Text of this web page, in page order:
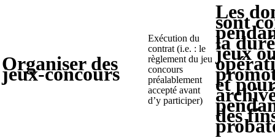
Organiser des
jeux-concours
Exécution du
contrat (i.e. : le
règlement du jeu
concours
préalablement
accepté avant
d’y participer)
Les
sont
la
jeux
et
des